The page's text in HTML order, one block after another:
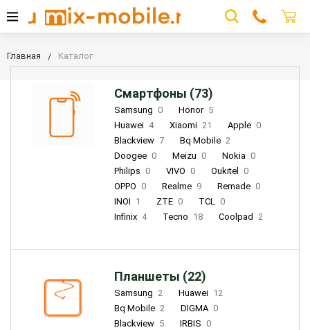
Главная Каталог
Смартфоны (73)
Samsung 0 Honor 5
Huawei 4 Xiaomi 21 Apple 0
Blackview 7 Bq Mobile 2
Doogee 0 Meizu 0 Nokia 0
Philips 0 VIVO 0 Oukitel
0
OPPO 0 Realme 9 Remade 0
INOI 1 ZTE 0 TCL 0
Infinix 4 Tecno 18 Coolpad 2
Планшеты (22)
Samsung 2 Huawei 12
Bq Mobile 2 DIGMA 0
Blackview 5 IRBIS 0